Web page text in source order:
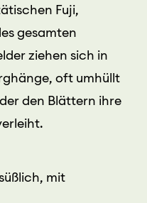
Fuji,
gesamten
ziehen sich in
oft umhüllt
den Blättern ihre
mit